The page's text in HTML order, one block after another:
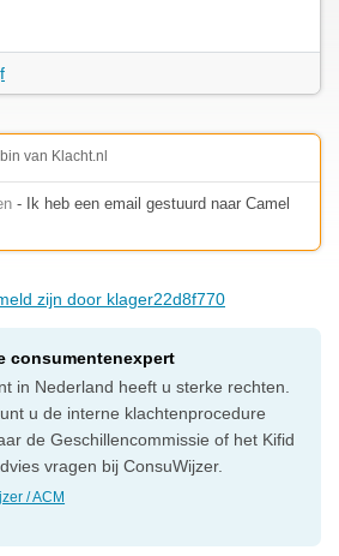
van Klacht.nl
- Ik heb een email gestuurd naar Camel
zijn door klager22d8f770
consumentenexpert
in Nederland heeft u sterke rechten.
u de interne klachtenprocedure
de Geschillencommissie of het Kifid
vragen bij ConsuWijzer.
/ ACM